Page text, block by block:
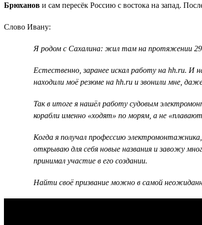
Брюханов и сам пересёк Россию с востока на запад.
Слово Ивану:
Я родом с Сахалина: жил там на протяжении 29
Естественно, заранее искал работу на hh.ru. И
находили моё резюме на hh.ru и звонили мне,
Так в итоге я нашёл работу судовым
корабли именно «ходят» по морям, а не
Когда я получал профессию
открываю для себя новые названия и завожу
принимал участие в его создании.
Найти своё призвание можно в самой